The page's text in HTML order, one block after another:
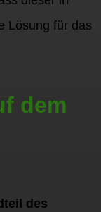
Lösung für das
dem
des